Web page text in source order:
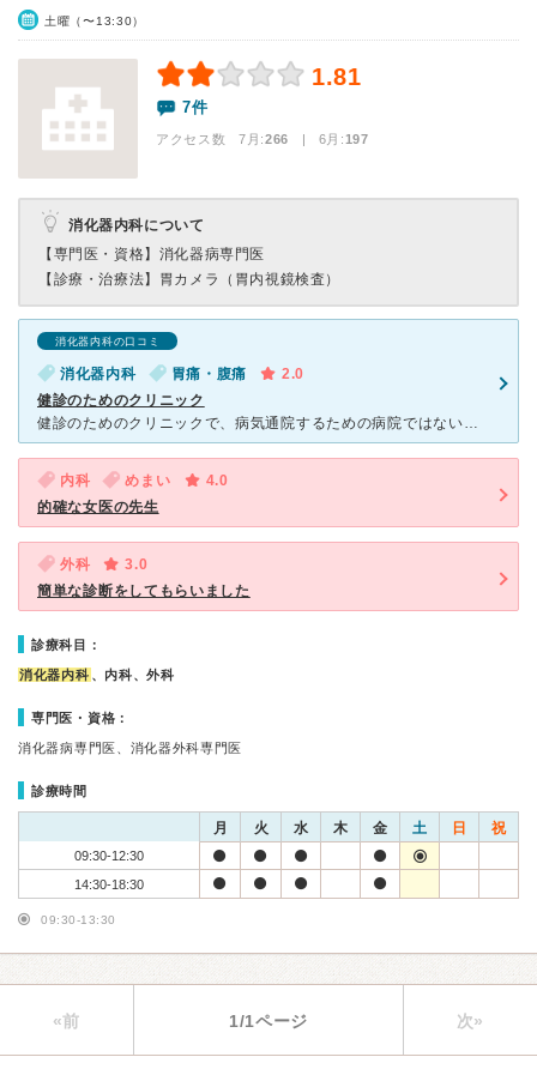
土曜（〜13:30）
1.81
7件
アクセス数 7月:266 | 6月:197
消化器内科について
【専門医・資格】 消化器病専門医
【診療・治療法】 胃カメラ（胃内視鏡検査）
消化器内科の口コミ
消化器内科 胃痛・腹痛
2.0
健診のためのクリニック
健診のためのクリニックで、病気通院するための病院ではない、と思います。 私は体調不良でいったのですが、先生の説明が健康診断の結果を聞くときのような内容で、結局原因不明なので、と。 原因不明なりに、
内科 めまい
4.0
的確な女医の先生
外科
3.0
簡単な診断をしてもらいました
診療科目：
消化器内科 、内科、外科
専門医・資格：
消化器病専門医、消化器外科専門医
診療時間
月 火 水 木 金 土 日 祝
09:30-12:30
14:30-18:30
09:30-13:30
«前 1/1ページ 次»